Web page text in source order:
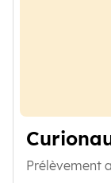
Prélèvement